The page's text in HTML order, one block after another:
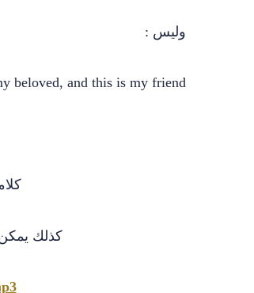
وليس :
beloved, and this is my friend,
كذلك